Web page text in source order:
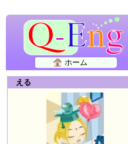
ホーム
える